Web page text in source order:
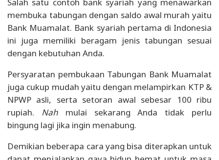
membuka tabungan dengan saldo awal murah yaitu
Bank Muamalat. Bank syariah pertama di Indonesia
ini juga memiliki beragam jenis tabungan sesuai
dengan kebutuhan Anda.
Persyaratan pembukaan Tabungan Bank Muamalat
juga cukup mudah yaitu dengan melampirkan KTP &
NPWP asli, serta setoran awal sebesar 100 ribu
rupiah. Nahmulai sekarang Anda tidak perlu
bingung lagi jika ingin menabung.
Demikian beberapa cara yang bisa diterapkan untuk